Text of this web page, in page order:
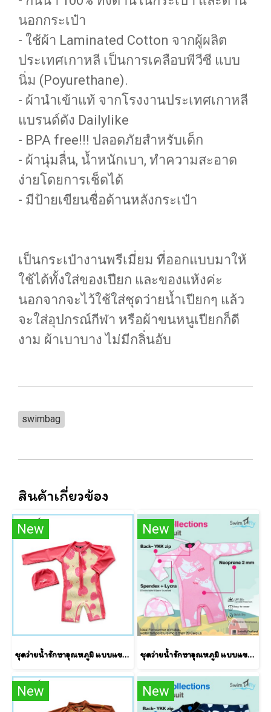
นอกกระเป๋า
- ใช้ผ้า Laminated Cotton จากผู้ผลิต
ประเทศเกาหลี เป็นการเคลือบพีวีซี แบบ
นิ่ม (Poyurethane).
- ผ้านำเข้าแท้ จากโรงงานประเทศเกาหลี
แบรนด์ดัง Dailylike
- BPA free!!! ปลอดภัยสำหรับเด็ก
- ผ้านุ่มลื่น, น้ำหนักเบา, ทำความสะอาด
ง่ายโดยการเช็ดได้
- มีป้ายเขียนชื่อด้านหลังกระเป๋า
เป็นกระเป๋างานพรีเมี่ยม ที่ออกแบบมาให้
ใช้ได้ทั้งใส่ของเปียก และของแห้งค่ะ
นอกจากจะไว้ใช้ใส่ชุดว่ายน้ำเปียกๆ แล้ว
จะใส่อุปกรณ์กีฬา หรือผ้าขนหนูเปียกก็ดี
งาม ผ้าเบาบาง ไม่มีกลิ่นอับ
swimbag
สินค้าเกี่ยวข้อง
New
ชุดว่ายน้ำรักษาอุณหภูมิ แบบแขนยาว+หมวกว่ายน้ำลาย Strawberry
New
ชุดว่ายน้ำรักษาอุณหภูมิ แบบแขนยาว+หมวกว่ายน้ำลาย Cow/ Pink (Cowgirl)
New New